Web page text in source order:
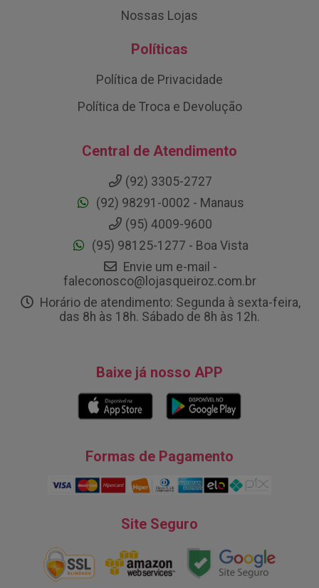
Nossas Lojas
Políticas
Política de Privacidade
Política de Troca e Devolução
Central de Atendimento
(92) 3305-2727
(92) 98291-0002 - Manaus
(95) 4009-9600
(95) 98125-1277 - Boa Vista
Envie um e-mail -
faleconosco@lojasqueiroz.com.br
Horário de atendimento: Segunda à sexta-feira,
das 8h às 18h. Sábado de 8h às 12h.
Baixe já nosso APP
Formas de Pagamento
Site Seguro